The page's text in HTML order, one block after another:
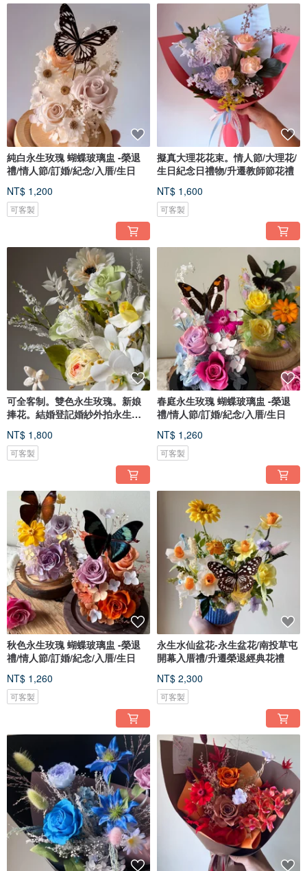
純白永生玫瑰 蝴蝶玻璃盅 -榮退
禮/情人節/訂婚/紀念/入厝/生日
NT$ 1,200
可客製
擬真大理花花束。情人節/大理花/
生日紀念日禮物/升遷教師節花禮
NT$ 1,600
可客製
可全客制。雙色永生玫瑰。新娘
捧花。結婚登記婚紗外拍永生花
NT$ 1,800
可客製
春庭永生玫瑰 蝴蝶玻璃盅 -榮退
禮/情人節/訂婚/紀念/入厝/生日
NT$ 1,260
可客製
秋色永生玫瑰 蝴蝶玻璃盅 -榮退
禮/情人節/訂婚/紀念/入厝/生日
NT$ 1,260
可客製
永生水仙盆花-永生盆花/南投草屯
開幕入厝禮/升遷榮退經典花禮
NT$ 2,300
可客製